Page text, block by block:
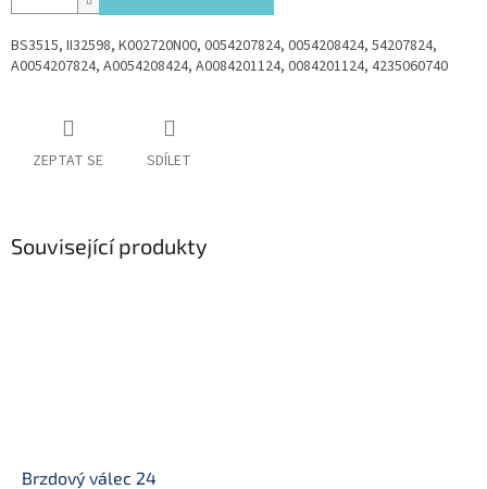
BS3515, II32598, K002720N00, 0054207824, 0054208424, 54207824,
A0054207824, A0054208424, A0084201124, 0084201124, 4235060740
ZEPTAT SE SDÍLET
Související produkty
Brzdový válec 24